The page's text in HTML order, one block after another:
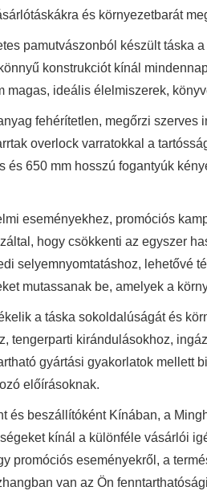
és környezetbarát
pamutvászonból készült táska
konstrukciót kínál
magas, ideális élelmiszerek,
fehérítetlen, megőrzi
overlock varratokkal a
és 650 mm hosszú fogantyúk
eseményekhez, promóciós
hogy csökkenti az egyszer
selyemnyomtatáshoz, lehetővé
mutassanak be, amelyek a
a táska sokoldalúságát és
tengerparti kirándulásokhoz,
gyártási gyakorlatok mellett
előírásoknak.
és beszállítóként Kínában, a
kínál a különféle vásárlói
promóciós eseményekről, a
van az Ön